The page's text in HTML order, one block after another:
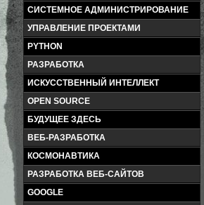
СИСТЕМНОЕ АДМИНИСТРИРОВАНИЕ
УПРАВЛЕНИЕ ПРОЕКТАМИ
PYTHON
РАЗРАБОТКА
ИСКУССТВЕННЫЙ ИНТЕЛЛЕКТ
OPEN SOURCE
БУДУЩЕЕ ЗДЕСЬ
ВЕБ-РАЗРАБОТКА
КОСМОНАВТИКА
РАЗРАБОТКА ВЕБ-САЙТОВ
GOOGLE